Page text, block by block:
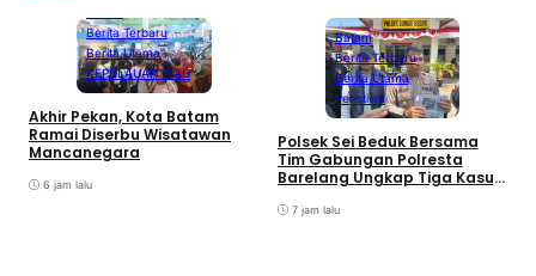
Berita Terbaru
Berita Utama
KEPULAUAN RIAU
Akhir Pekan, Kota Batam
Ramai Diserbu Wisatawan
Mancanegara
6 jam lalu
Batam
Berita Terbaru
Berita Utama
Peristiwa
Polsek Sei Beduk Bersama
Tim Gabungan Polresta
Barelang Ungkap Tiga Kasus
7 jam lalu